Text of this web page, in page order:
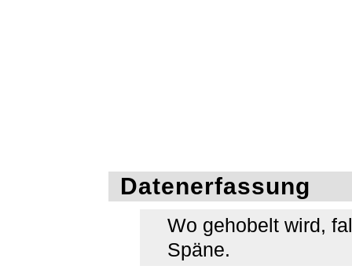
Datenerfassung
Wo gehobelt wird,
Späne.